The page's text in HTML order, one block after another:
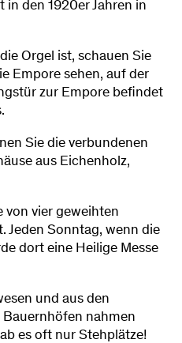
in den 1920er Jahren in
Orgel ist, schauen Sie
Empore sehen, auf der
zur Empore befindet
Sie die verbundenen
aus Eichenholz,
von vier geweihten
Jeden Sonntag, wenn die
dort eine Heilige Messe
und aus den
nahmen
es oft nur Stehplätze!